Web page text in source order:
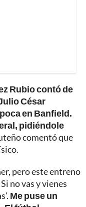
Rubio contó de
César
en Banfield.
pidiéndole
comentó que
pero este entreno
no vas y vienes
Me puse un